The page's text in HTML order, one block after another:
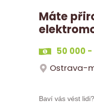
Máte
50 000 -
Ostrava-
Baví vás vést